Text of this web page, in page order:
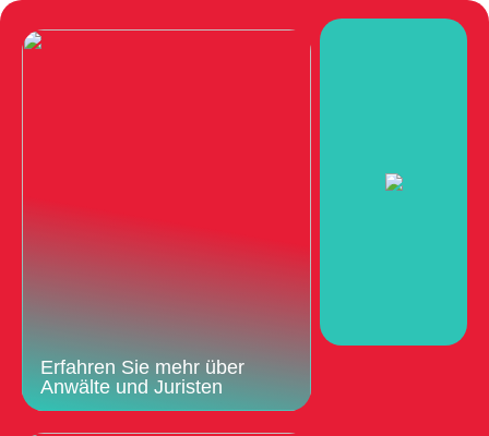
Erfahren Sie mehr über
Anwälte und Juristen